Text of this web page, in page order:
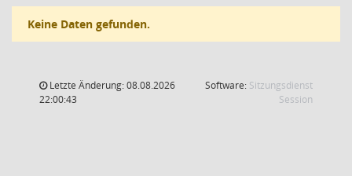
Keine Daten gefunden.
Letzte Änderung: 08.08.2026
22:00:43
Software: Sitzungsdienst
Session